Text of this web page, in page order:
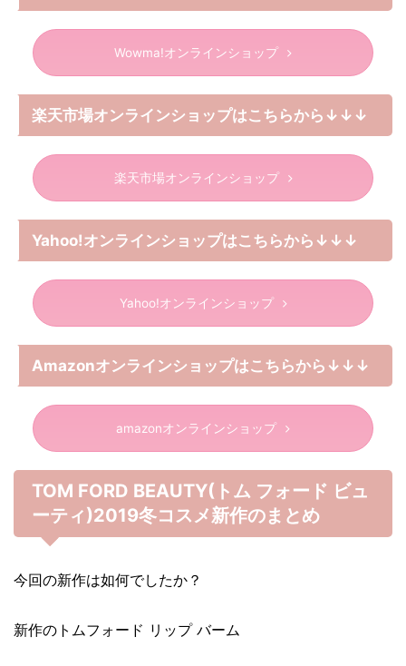
Wowma!オンラインショップ
楽天市場オンラインショップはこちらから↓↓↓
楽天市場オンラインショップ
Yahoo!オンラインショップはこちらから↓↓↓
Yahoo!オンラインショップ
Amazonオンラインショップはこちらから↓↓↓
amazonオンラインショップ
TOM FORD BEAUTY(トム フォード ビュ
ーティ)2019冬コスメ新作のまとめ
今回の新作は如何でしたか？
新作のトムフォード リップ バーム